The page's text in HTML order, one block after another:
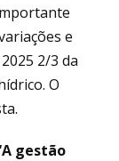
e
2/3 da
O
gestão